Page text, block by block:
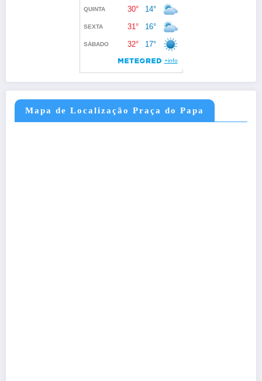
Mapa de Localização Praça do Papa